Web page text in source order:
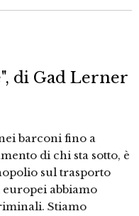
di Gad Lerner
barconi fino a
di chi sta sotto, è
sul trasporto
abbiamo
Stiamo